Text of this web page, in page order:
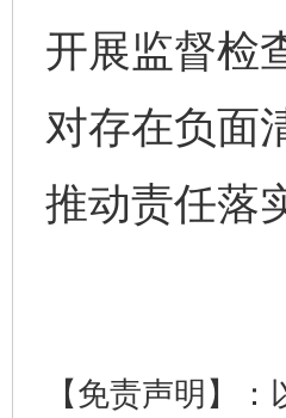
开展监督检
对存在负面
推动责任落
【免责声明】